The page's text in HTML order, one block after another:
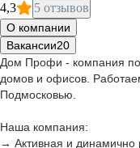
4,3 5 отзывов
О компании
Вакансии20
Дом Профи - компания по
домов и офисов.
Подмосковью.
Наша компания:
→ Активная и